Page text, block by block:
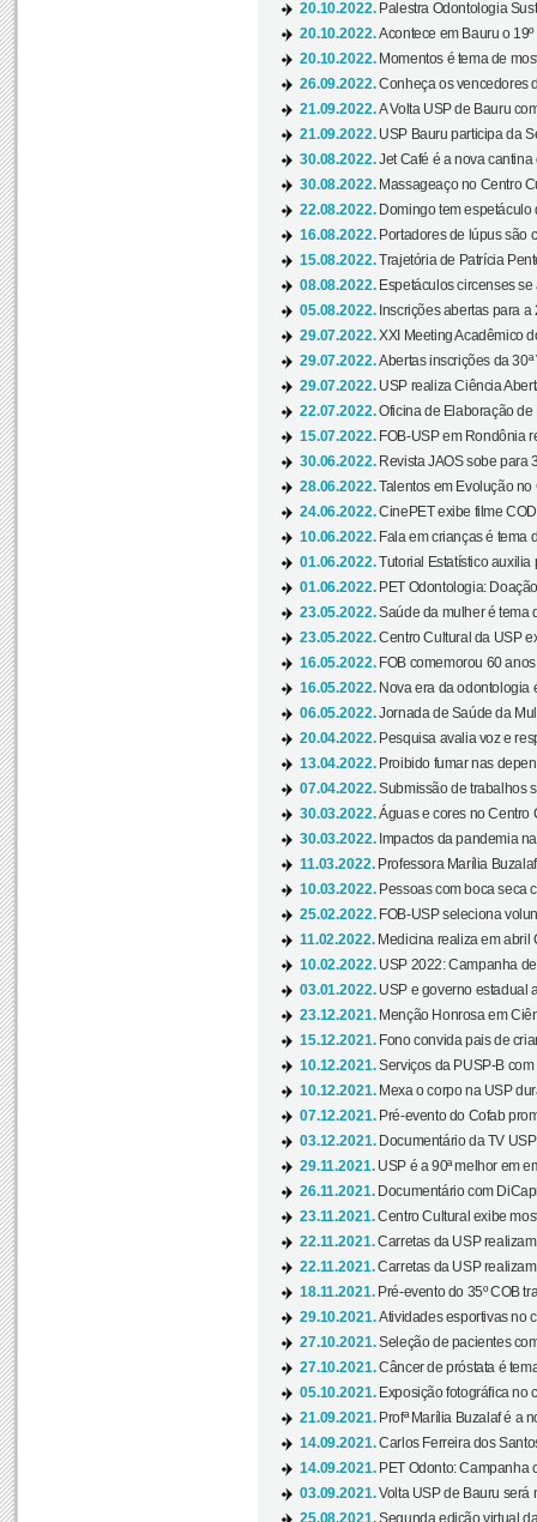
20.10.2022. Palestra Odontologia
20.10.2022.Acontece em Bauru o 19º
20.10.2022. Momentos é tema de
26.09.2022.Conheça os vencedores
21.09.2022.A Volta USP de Bauru
21.09.2022. USP Bauru participa da
30.08.2022.Jet Café é a nova
30.08.2022. Massageaço no Centro
22.08.2022. Domingo tem espetáculo
16.08.2022. Portadores de lúpus são
15.08.2022.Trajetória de Patrícia
08.08.2022. Espetáculos circenses
05.08.2022. Inscrições abertas para a
29.07.2022.XXI Meeting Acadêmico
29.07.2022.Abertas inscrições da 30ª
29.07.2022. USP realiza Ciência
22.07.2022.Oficina de Elaboração de
15.07.2022. FOB-USP em Rondônia
30.06.2022. Revista JAOS sobe para
28.06.2022.Talentos em Evolução no
24.06.2022.CinePET exibe filme
10.06.2022. Fala em crianças é tema
01.06.2022.Tutorial Estatístico auxilia
01.06.2022. PET Odontologia:
23.05.2022.Saúde da mulher é tema
23.05.2022.Centro Cultural da USP
16.05.2022. FOB comemorou 60
16.05.2022. Nova era da odontologia
06.05.2022.Jornada de Saúde da
20.04.2022. Pesquisa avalia voz e
13.04.2022. Proibido fumar nas
07.04.2022.Submissão de trabalhos
30.03.2022.Águas e cores no Centro
30.03.2022. Impactos da pandemia
11.03.2022. Professora Marília
10.03.2022. Pessoas com boca seca
25.02.2022. FOB-USP seleciona
11.02.2022. Medicina realiza em abril
10.02.2022. USP 2022: Campanha
03.01.2022. USP e governo estadual
23.12.2021. Menção Honrosa em
15.12.2021. Fono convida pais de
10.12.2021.Serviços da PUSP-B
10.12.2021. Mexa o corpo na USP
07.12.2021. Pré-evento do Cofab
03.12.2021. Documentário da TV
29.11.2021. USP é a 90ª melhor em
26.11.2021. Documentário com
23.11.2021.Centro Cultural exibe
22.11.2021.Carretas da USP
22.11.2021.Carretas da USP
18.11.2021. Pré-evento do 35º COB
29.10.2021.Atividades esportivas no
27.10.2021.Seleção de pacientes
27.10.2021.Câncer de próstata é
05.10.2021. Exposição fotográfica no
21.09.2021. Profª Marília Buzalaf é a
14.09.2021.Carlos Ferreira dos
14.09.2021. PET Odonto: Campanha
03.09.2021.Volta USP de Bauru será
25.08.2021.Segunda edição virtual